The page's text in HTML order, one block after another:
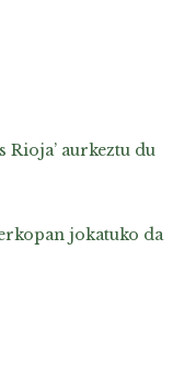
Rioja’ aurkeztu du
jokatuko da